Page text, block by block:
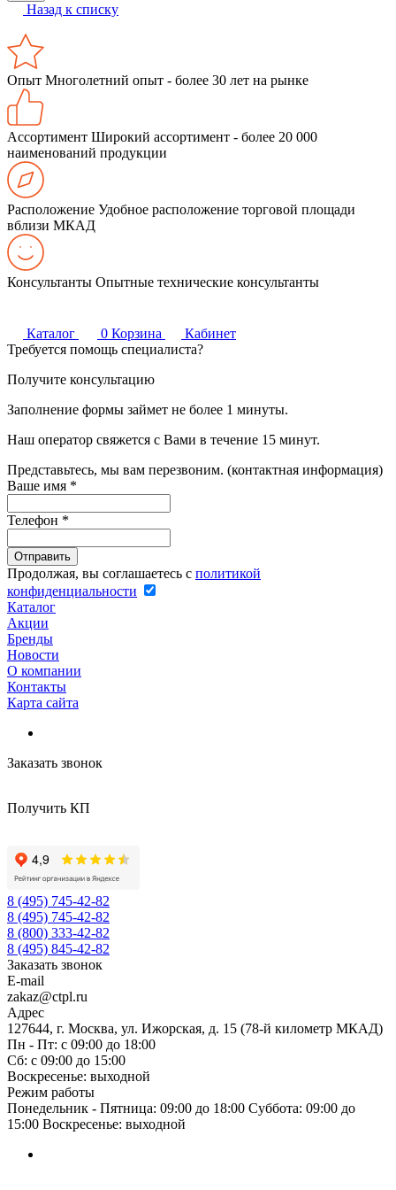
Назад к списку
Опыт Многолетний опыт - более 30 лет на рынке
Ассортимент Широкий ассортимент - более 20 000
наименований продукции
Расположение Удобное расположение торговой площади
вблизи МКАД
Консультанты Опытные технические консультанты
Каталог 0 Корзина
Кабинет
Требуется помощь специалиста?
Получите консультацию
Заполнение формы займет не более 1 минуты.
Наш оператор свяжется с Вами в течение 15 минут.
Представьтесь, мы вам перезвоним. (контактная информация)
Ваше имя *
Телефон *
Продолжая, вы соглашаетесь с политикой
конфиденциальности
Каталог
Акции
Бренды
Новости
О компании
Контакты
Карта сайта
Заказать звонок
Получить КП
8 (495) 745-42-82
8 (495) 745-42-82
8 (800) 333-42-82
8 (495) 845-42-82
Заказать звонок
E-mail
zakaz@ctpl.ru
Адрес
127644, г. Москва, ул. Ижорская, д. 15 (78-й километр МКАД)
Пн - Пт: с 09:00 до 18:00
Сб: с 09:00 до 15:00
Воскресенье: выходной
Режим работы
Понедельник - Пятница: 09:00 до 18:00 Суббота: 09:00 до
15:00 Воскресенье: выходной